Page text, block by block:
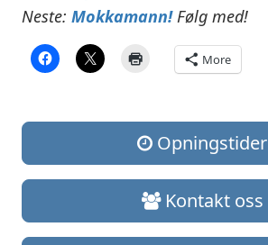
Neste: Mokkamann!Følg med!
More
Opningstider
Kontakt oss